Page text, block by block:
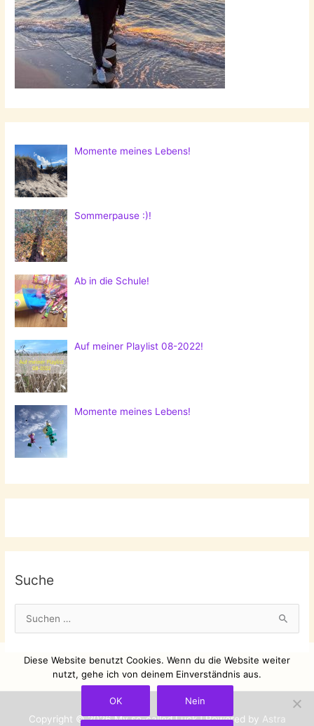
Momente meines Lebens!
Sommerpause :)!
Ab in die Schule!
Auf meiner Playlist 08-2022!
Momente meines Lebens!
Suche
u
Copyright © 2026My so-called Luck| Powered by Astra
Diese Website benutzt Cookies. Wenn du die Website weiter
nutzt, gehe ich von deinem Einverständnis aus.
OK Nein